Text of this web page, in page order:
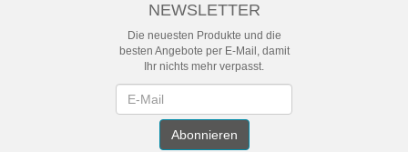
NEWSLETTER
Die neuesten Produkte und die
besten Angebote per E-Mail, damit
Ihr nichts mehr verpasst.
Abonnieren